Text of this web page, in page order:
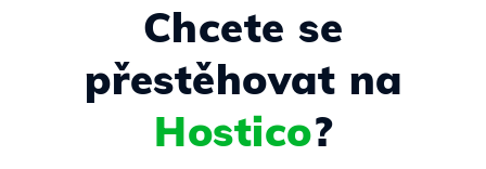
Chcete se
přestěhovat na
Hostico?